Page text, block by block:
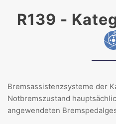
R139 -
Bremsassistenzsysteme der
Notbremszustand
angewendeten